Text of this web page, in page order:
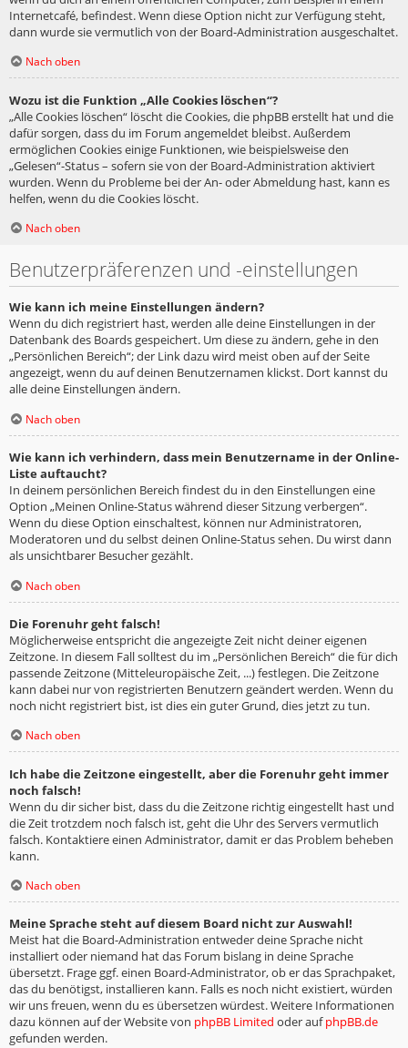
Internetcafé, befindest. Wenn diese Option nicht zur Verfügung steht,
dann wurde sie vermutlich von der Board-Administration ausgeschaltet.
Nach oben
Wozu ist die Funktion „Alle Cookies löschen“?
„Alle Cookies löschen“ löscht die Cookies, die phpBB erstellt hat und die
dafür sorgen, dass du im Forum angemeldet bleibst. Außerdem
ermöglichen Cookies einige Funktionen, wie beispielsweise den
„Gelesen“-Status – sofern sie von der Board-Administration aktiviert
wurden. Wenn du Probleme bei der An- oder Abmeldung hast, kann es
helfen, wenn du die Cookies löscht.
Nach oben
Benutzerpräferenzen und -einstellungen
Wie kann ich meine Einstellungen ändern?
Wenn du dich registriert hast, werden alle deine Einstellungen in der
Datenbank des Boards gespeichert. Um diese zu ändern, gehe in den
„Persönlichen Bereich“; der Link dazu wird meist oben auf der Seite
angezeigt, wenn du auf deinen Benutzernamen klickst. Dort kannst du
alle deine Einstellungen ändern.
Nach oben
Wie kann ich verhindern, dass mein Benutzername in der Online-
Liste auftaucht?
In deinem persönlichen Bereich findest du in den Einstellungen eine
Option „Meinen Online-Status während dieser Sitzung verbergen“.
Wenn du diese Option einschaltest, können nur Administratoren,
Moderatoren und du selbst deinen Online-Status sehen. Du wirst dann
als unsichtbarer Besucher gezählt.
Nach oben
Die Forenuhr geht falsch!
Möglicherweise entspricht die angezeigte Zeit nicht deiner eigenen
Zeitzone. In diesem Fall solltest du im „Persönlichen Bereich“ die für dich
passende Zeitzone (Mitteleuropäische Zeit, ...) festlegen. Die Zeitzone
kann dabei nur von registrierten Benutzern geändert werden. Wenn du
noch nicht registriert bist, ist dies ein guter Grund, dies jetzt zu tun.
Nach oben
Ich habe die Zeitzone eingestellt, aber die Forenuhr geht immer
noch falsch!
Wenn du dir sicher bist, dass du die Zeitzone richtig eingestellt hast und
die Zeit trotzdem noch falsch ist, geht die Uhr des Servers vermutlich
falsch. Kontaktiere einen Administrator, damit er das Problem beheben
kann.
Nach oben
Meine Sprache steht auf diesem Board nicht zur Auswahl!
Meist hat die Board-Administration entweder deine Sprache nicht
installiert oder niemand hat das Forum bislang in deine Sprache
übersetzt. Frage ggf. einen Board-Administrator, ob er das Sprachpaket,
das du benötigst, installieren kann. Falls es noch nicht existiert, würden
wir uns freuen, wenn du es übersetzen würdest. Weitere Informationen
dazu können auf der Website von phpBB Limited oder aufphpBB.de
gefunden werden.